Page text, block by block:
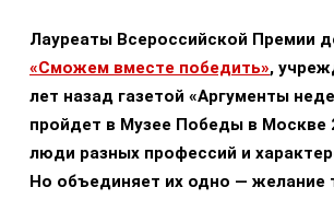
Лауреаты Всероссийской Премии
«Сможем вместе победить»,
лет назад газетой «Аргументы
пройдет в Музее Победы в Москве
люди разных профессий и
Но объединяет их одно — желание